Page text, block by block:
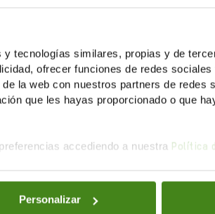
tecnologías similares, propias y de
ofrecer funciones de redes
la web con nuestros partners de redes
que les hayas proporcionado o que
accediendo a nuestra Política
Personalizar